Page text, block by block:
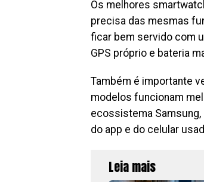
Os melhores
precisa das mesmas
ficar bem servido com
GPS próprio e bateria
Também é importante
modelos funcionam
ecossistema Samsung,
do app e do celular
Leia mais